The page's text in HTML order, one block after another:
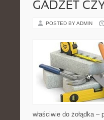
GADŻET
POSTED BY ADMIN
właściwie do żołądka